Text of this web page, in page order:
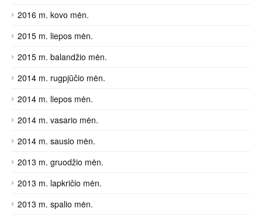
2016 m. kovo mėn.
2015 m. liepos mėn.
2015 m. balandžio mėn.
2014 m. rugpjūčio mėn.
2014 m. liepos mėn.
2014 m. vasario mėn.
2014 m. sausio mėn.
2013 m. gruodžio mėn.
2013 m. lapkričio mėn.
2013 m. spalio mėn.